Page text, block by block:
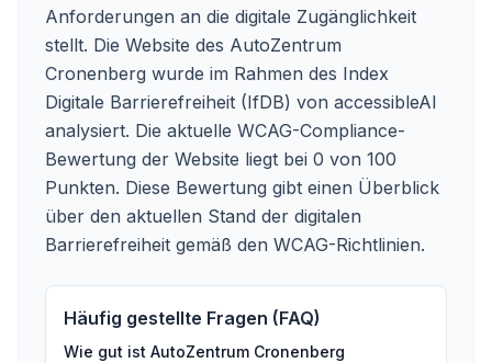
Anforderungen an die digitale Zugänglichkeit
stellt. Die Website des AutoZentrum
Cronenberg wurde im Rahmen des Index
Digitale Barrierefreiheit (IfDB) von accessibleAI
analysiert. Die aktuelle WCAG-Compliance-
Bewertung der Website liegt bei 0 von 100
Punkten. Diese Bewertung gibt einen Überblick
über den aktuellen Stand der digitalen
Barrierefreiheit gemäß den WCAG-Richtlinien.
Häufig gestellte Fragen (FAQ)
Wie gut ist AutoZentrum Cronenberg